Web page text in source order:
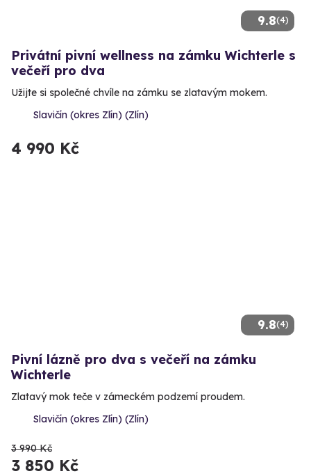
9.8(4)
Privátní pivní wellness na zámku Wichterle s
večeří pro dva
Užijte si společné chvíle na zámku se zlatavým mokem.
Slavičín (okres Zlín) (Zlín)
4 990 Kč
9.8(4)
Pivní lázně pro dva s večeří na zámku
Wichterle
Zlatavý mok teče v zámeckém podzemí proudem.
Slavičín (okres Zlín) (Zlín)
3 990 Kč
3 850 Kč